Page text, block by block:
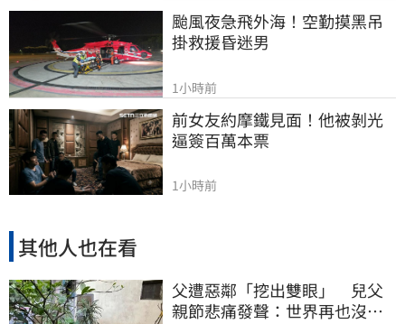
颱風夜急飛外海！空勤摸黑吊
掛救援昏迷男
1小時前
前女友約摩鐵見面！他被剝光
逼簽百萬本票
1小時前
其他人也在看
父遭惡鄰「挖出雙眼」 兒父
親節悲痛發聲：世界再也沒有